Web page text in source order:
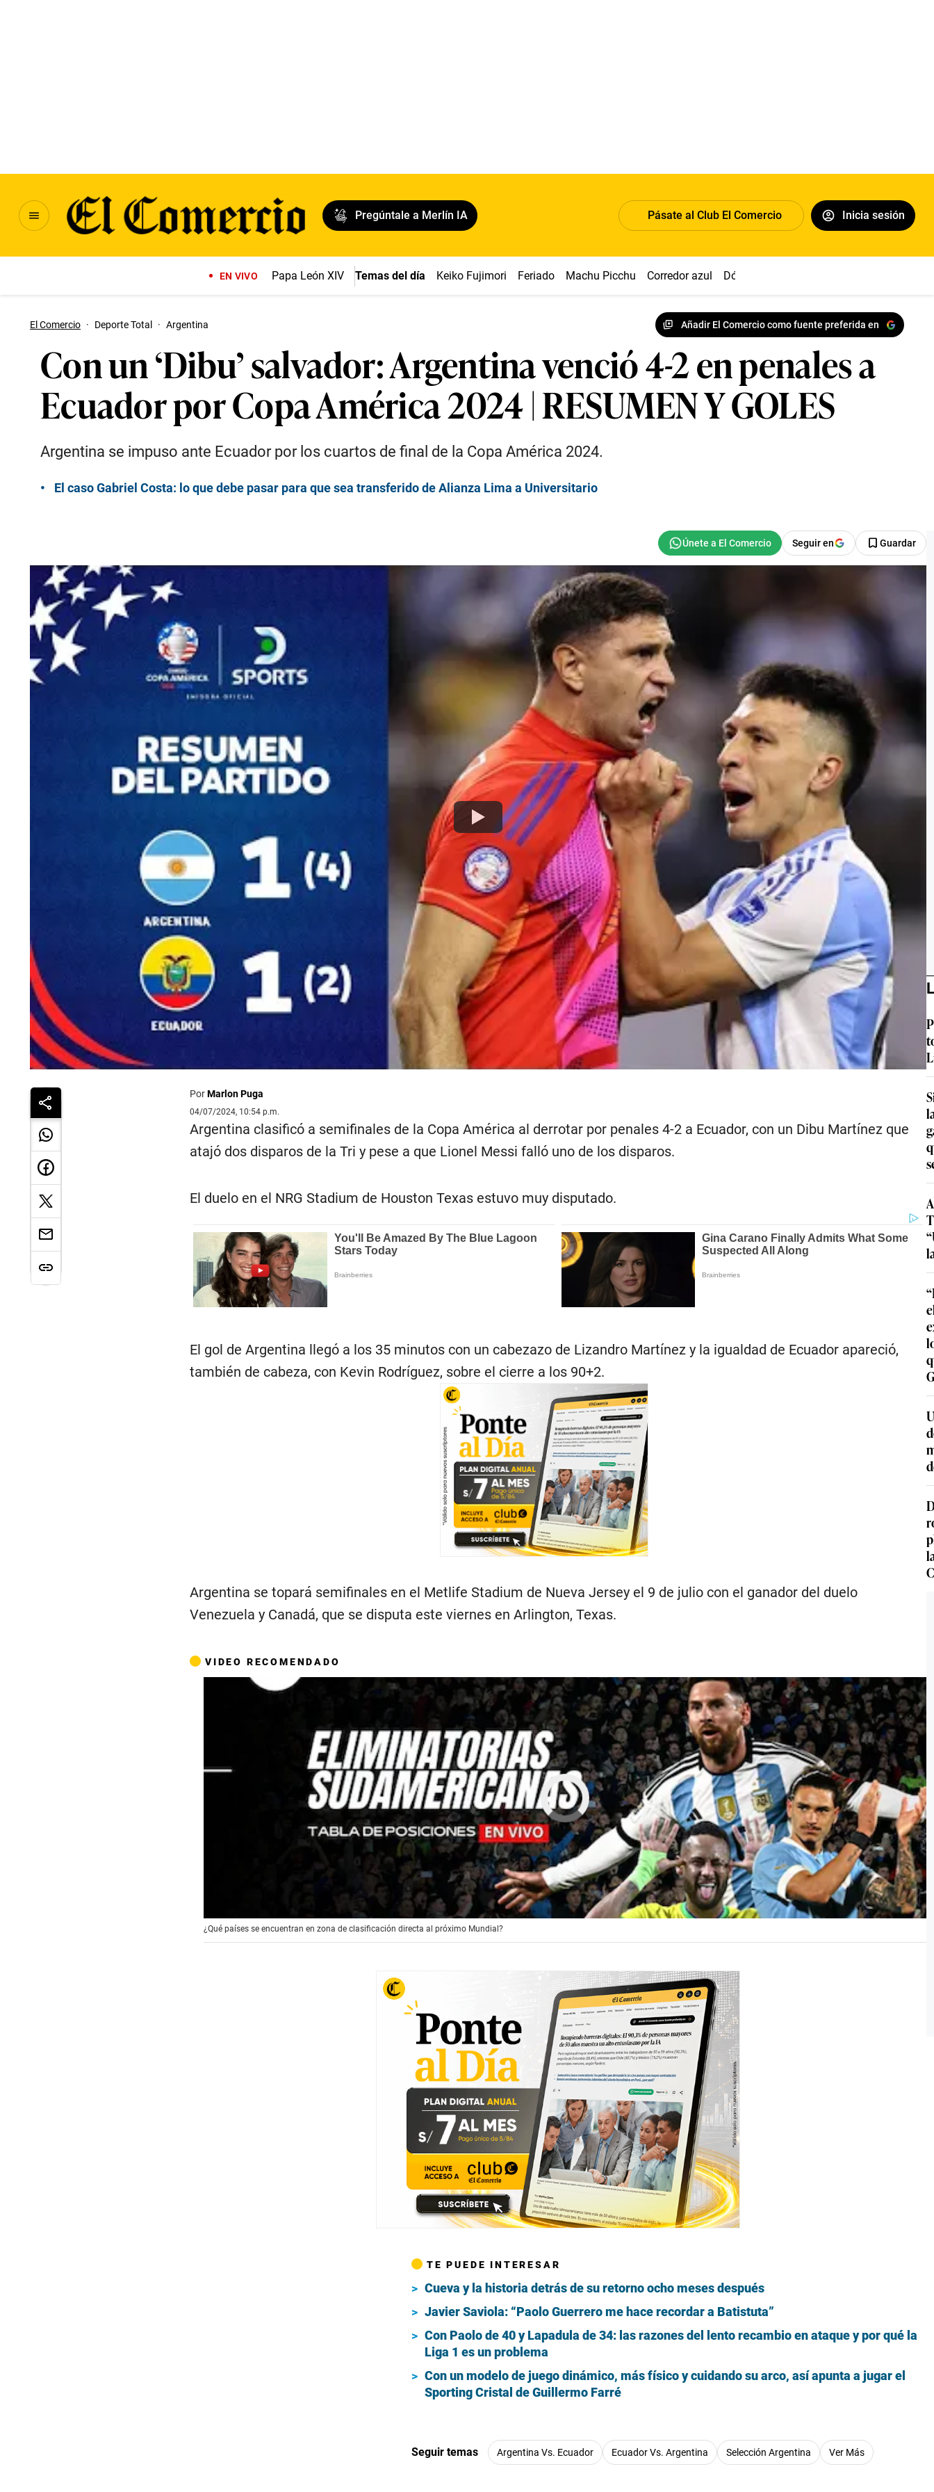
Pregúntale a Merlín IA Pásate al Club El Comercio Inicia sesión
EN VIVO Papa León XIV Temas del día Keiko Fujimori Feriado Machu Picchu Corredor azul Dólar
El Comercio · Deporte Total · Argentina Añadir El Comercio como fuente preferida en
Con un ‘Dibu’ salvador: Argentina venció 4-2 en penales a
Ecuador por Copa América 2024 | RESUMEN Y GOLES
Argentina se impuso ante Ecuador por los cuartos de final de la Copa América 2024.
El caso Gabriel Costa: lo que debe pasar para que sea transferido de Alianza Lima a Universitario
Seguir en Guardar
PorMarlon Puga
04/07/2024, 10:54 p.m.
Argentina clasificó a semifinales de la Copa América al derrotar por penales 4-2 a Ecuador, con un Dibu Martínez que
atajó dos disparos de la Tri y pese a que Lionel Messi falló uno de los disparos.
El duelo en el NRG Stadium de Houston Texas estuvo muy disputado.
El gol de Argentina llegó a los 35 minutos con un cabezazo de Lizandro Martínez y la igualdad de Ecuador apareció,
también de cabeza, con Kevin Rodríguez, sobre el cierre a los 90+2.
Argentina se topará semifinales en el Metlife Stadium de Nueva Jersey el 9 de julio con el ganador del duelo
Venezuela y Canadá, que se disputa este viernes en Arlington, Texas.
VIDEO RECOMENDADO
¿Qué países se encuentran en zona de clasificación directa al próximo Mundial?
TE PUEDE INTERESAR
Cueva y la historia detrás de su retorno ocho meses después
Javier Saviola: “Paolo Guerrero me hace recordar a Batistuta”
Con Paolo de 40 y Lapadula de 34: las razones del lento recambio en ataque y por qué la
Liga 1 es un problema
Con un modelo de juego dinámico, más físico y cuidando su arco, así apunta a jugar el
Sporting Cristal de Guillermo Farré
Seguir temas Argentina Vs. Ecuador Ecuador Vs. Argentina Selección Argentina Ver Más